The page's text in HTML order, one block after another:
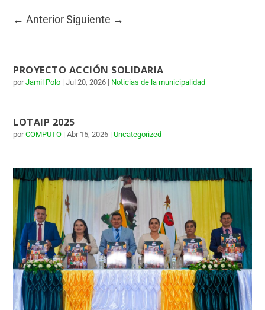
←Anterior Siguiente →
PROYECTO ACCIÓN SOLIDARIA
porJamil Polo |Jul 20, 2026 | Noticias de la municipalidad
LOTAIP 2025
porCOMPUTO |Abr 15, 2026 |Uncategorized